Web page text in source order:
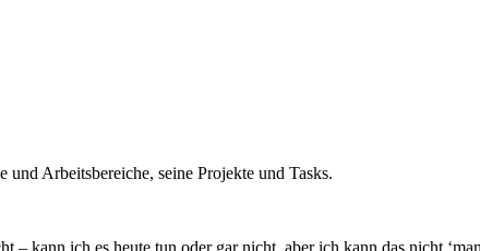
Arbeitsbereiche, seine Projekte und Tasks.